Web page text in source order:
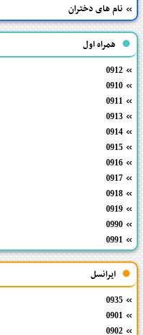
نام های دختران
همراه اول
0912
0910
0911
0913
0914
0915
0916
0917
0918
0919
0990
0991
ایرانسل
0935
0901
0902